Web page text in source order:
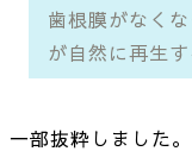
歯根膜がなく
が自然に再生
一部抜粋しました。